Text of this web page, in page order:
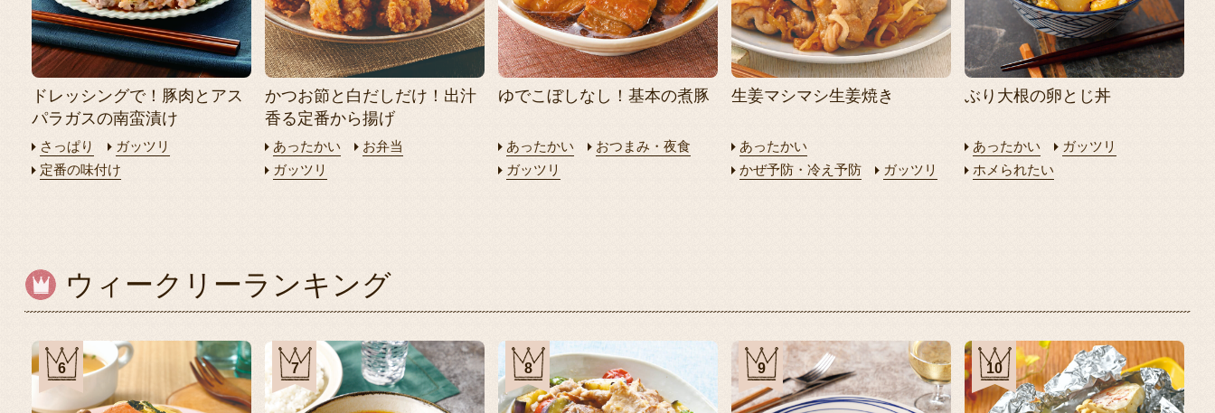
ドレッシングで！豚肉とアス
パラガスの南蛮漬け
さっぱり
ガッツリ
定番の味付け
かつお節と白だしだけ！出汁
香る定番から揚げ
あったかい
お弁当
ガッツリ
ゆでこぼしなし！基本の煮豚
あったかい
おつまみ・夜食
ガッツリ
生姜マシマシ生姜焼き
あったかい
かぜ予防・冷え予防
ガッツリ
ぶり大根の卵とじ丼
あったかい
ガッツリ
ホメられたい
ウィークリーランキング
6 7 8 9 10